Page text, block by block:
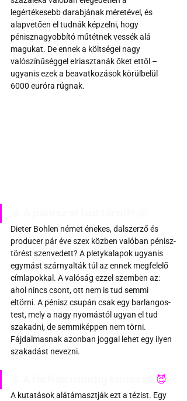
legértékesebb darabjának méretével, és
alapvetően el tudnák képzelni, hogy
pénisznagyobbító műtétnek vessék alá
magukat. De ennek a költségei nagy
valószínűséggel elriasztanák őket ettől –
ugyanis ezek a beavatkozások körülbelül
6000 euróra rúgnak.
Dieter Bohlen német énekes, dalszerző és
producer pár éve szex közben valóban pénisz-
törést szenvedett? A pletykalapok ugyanis
egymást szárnyalták túl az ennek megfelelő
címlapokkal. A valóság ezzel szemben az:
ahol nincs csont, ott nem is tud semmi
eltörni. A pénisz csupán csak egy barlangos-
test, mely a nagy nyomástól ugyan el tud
szakadni, de semmiképpen nem törni.
Fájdalmasnak azonban joggal lehet egy ilyen
szakadást nevezni.
😈
A kutatások alátámasztják ezt a tézist. Egy